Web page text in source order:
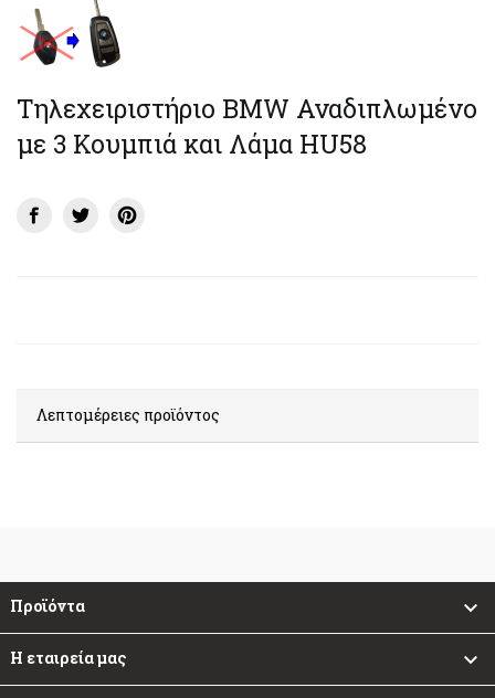
Τηλεχειριστήριο BMW Αναδιπλωμένο
με 3 Κουμπιά και Λάμα HU58
Λεπτομέρειες προϊόντος
Προϊόντα 
Η εταιρεία μας 